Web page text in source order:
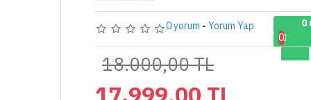
0
0
0 yorum - Yorum Yap
18.000,00 TL